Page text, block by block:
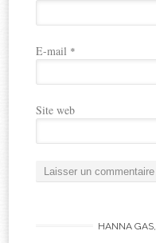
E-mail *
Site web
HANNA GAS,